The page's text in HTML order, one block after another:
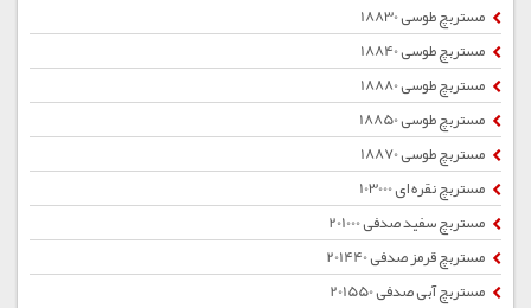
مستربچ طوسی 18830
مستربچ طوسی 18840
مستربچ طوسی 18880
مستربچ طوسی 18850
مستربچ طوسی 18870
مستربچ نقره ای 103000
مستربچ سفید صدفی 201000
مستربچ قرمز صدفی 201440
مستربچ آبی صدفی 201550